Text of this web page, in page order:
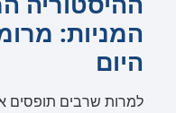
המניות:
היום
למרות שרבים תופסים